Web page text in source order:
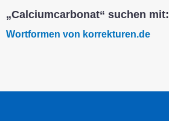
„Calciumcarbonat“ suchen mit:
Wortformen von korrekturen.de